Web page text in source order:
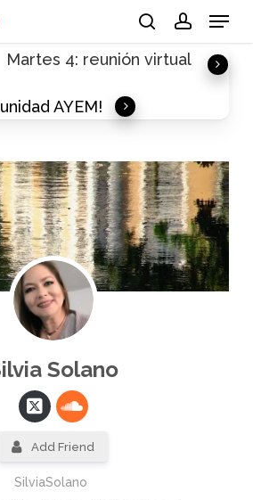
Menu
Martes 4: reunión virtual
AYEM!
Solano
Add Friend
SilviaSolano